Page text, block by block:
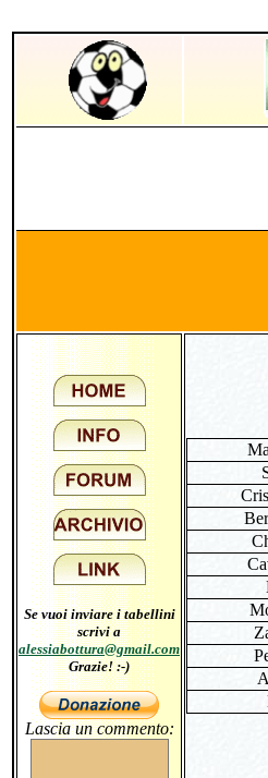
Se vuoi inviare i tabellini
scrivi a
alessiabottura@gmail.com
Grazie! :-)
Lascia un commento: